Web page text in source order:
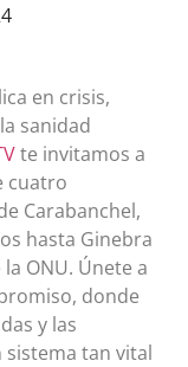
en crisis,
sanidad
te invitamos a
cuatro
Carabanchel,
hasta Ginebra
ONU. Únete a
donde
y las
tan vital